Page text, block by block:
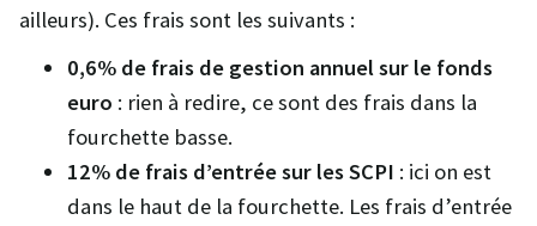
ailleurs). Ces frais sont les suivants :
0,6% de frais de gestion annuel sur le fonds
euro : rien à redire, ce sont des frais dans la
fourchette basse.
12% de frais d’entrée sur les SCPI : ici on est
dans le haut de la fourchette. Les frais d’entrée